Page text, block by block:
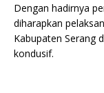
Dengan hadirnya
diharapkan
Kabupaten Serang
kondusif.